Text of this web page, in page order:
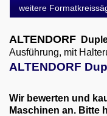
Service
Wir über uns
06103-9744-0
Email
weitere
ALTENDORF
Ausführung, mit
ALTENDORF
Wir bewerten und
Maschinen an. Bitte